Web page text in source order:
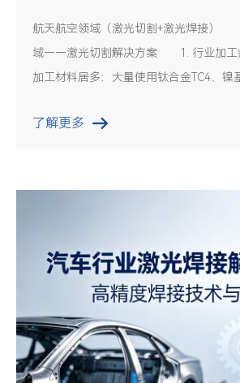
航天航空领域（激光切割+激光焊接）
域——激光切割解决方案 1. 行业加
加工材料居多：大量使用钛合金TC4、镍
导热差、粘性大，传统
了解更多